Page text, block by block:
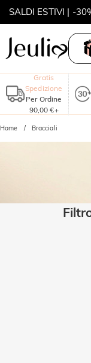
SALDI ESTIVI | -
MOVE MY
Gratis
Spedizione
Per Ordine
90,00 €+
Home Bracciali